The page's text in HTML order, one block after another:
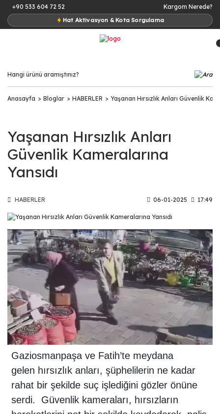
+90 533 604 72 52
Hat Aktivasyon & Kota Sorgulama
Kargom Nerede?
Anasayfa Bloglar HABERLER Yaşanan Hırsızlık Anları Güvenlik
Yaşanan Hırsızlık Anları
Güvenlik Kameralarına
Yansıdı
HABERLER 06-01-2025 17:49
Gaziosmanpaşave Fatih’te meydana
gelen hırsızlıkanları, şüphelilerin ne kadar
rahat bir şekilde suç işlediğini gözler önüne
serdi. Güvenlikkameraları, hırsızların